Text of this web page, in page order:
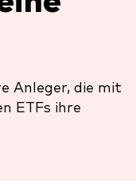
Anleger, die mit
ETFs ihre